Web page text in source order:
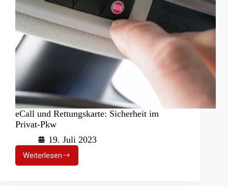
eCall und Rettungskarte: Sicherheit im
Privat-Pkw
19. Juli 2023
Weiterlesen
eCall
und